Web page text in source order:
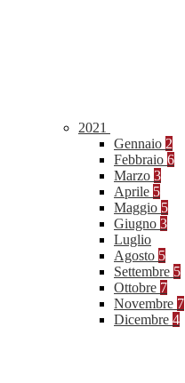
2021
Gennaio 2
Febbraio 6
Marzo 3
Aprile 5
Maggio 5
Giugno 3
Luglio
Agosto 5
Settembre 5
Ottobre 7
Novembre 7
Dicembre 4